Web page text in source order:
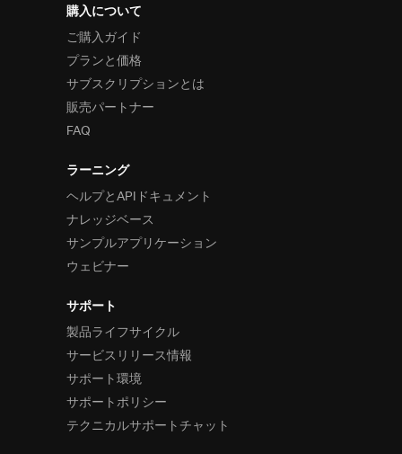
購入について
ご購入ガイド
プランと価格
サブスクリプションとは
販売パートナー
FAQ
ラーニング
ヘルプとAPIドキュメント
ナレッジベース
サンプルアプリケーション
ウェビナー
サポート
製品ライフサイクル
サービスリリース情報
サポート環境
サポートポリシー
テクニカルサポートチャット